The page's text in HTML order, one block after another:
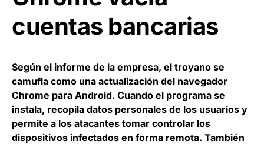
cuentas bancarias
Según el informe de la empresa, el troyano se
camufla como una actualización del navegador
Chrome para Android. Cuando el programa se
instala, recopila datos personales de los usuarios y
permite a los atacantes tomar controlar los
dispositivos infectados en forma remota. También